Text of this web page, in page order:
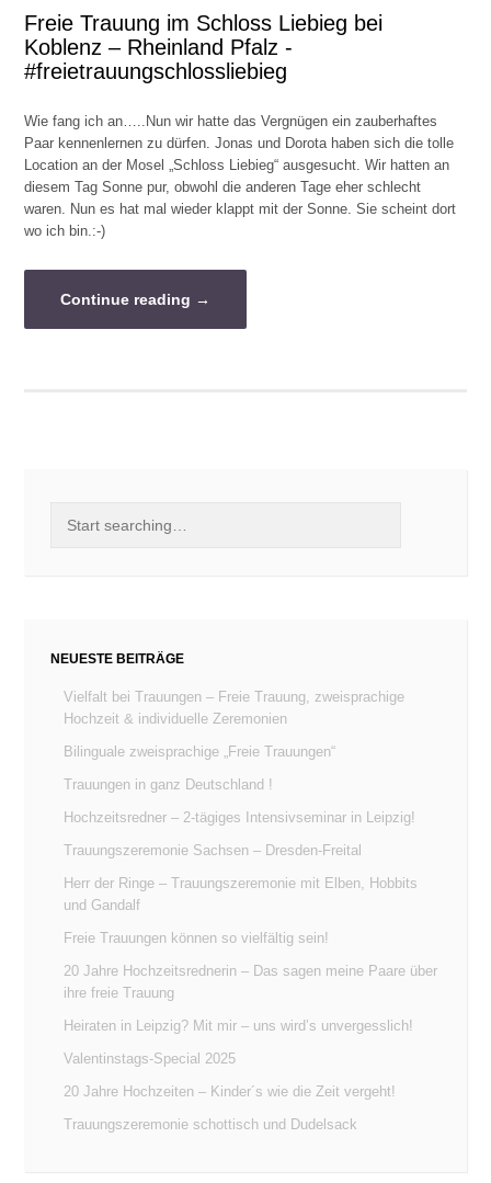
Freie Trauung im Schloss Liebieg bei
Koblenz – Rheinland Pfalz -
#freietrauungschlossliebieg
Wie fang ich an…..Nun wir hatte das Vergnügen ein zauberhaftes
Paar kennenlernen zu dürfen. Jonas und Dorota haben sich die tolle
Location an der Mosel „Schloss Liebieg“ ausgesucht. Wir hatten an
diesem Tag Sonne pur, obwohl die anderen Tage eher schlecht
waren. Nun es hat mal wieder klappt mit der Sonne. Sie scheint dort
wo ich bin.:-)
Continue reading →
NEUESTE BEITRÄGE
Vielfalt bei Trauungen – Freie Trauung, zweisprachige
Hochzeit & individuelle Zeremonien
Bilinguale zweisprachige „Freie Trauungen“
Trauungen in ganz Deutschland !
Hochzeitsredner – 2-tägiges Intensivseminar in Leipzig!
Trauungszeremonie Sachsen – Dresden-Freital
Herr der Ringe – Trauungszeremonie mit Elben, Hobbits
und Gandalf
Freie Trauungen können so vielfältig sein!
20 Jahre Hochzeitsrednerin – Das sagen meine Paare über
ihre freie Trauung
Heiraten in Leipzig? Mit mir – uns wird’s unvergesslich!
Valentinstags-Special 2025
20 Jahre Hochzeiten – Kinder´s wie die Zeit vergeht!
Trauungszeremonie schottisch und Dudelsack